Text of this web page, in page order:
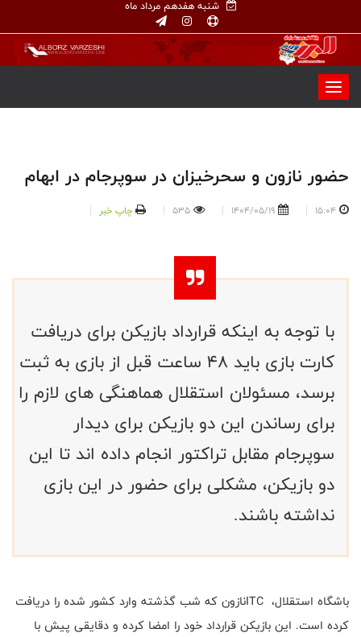
شنبه هفدهم مرداد ماه
حضور نازون و سحرخیزان در سوپرجام در ابهام
15:04
1404/05/19
535 چاپ خبر
با توجه به اینکه قرارداد بازیکن برای دریافت
کارت بازی باید 48 ساعت قبل از بازی به ثبت
برسد، مسئولان استقلال هماهنگی های لازم را
برای رساندن این دو بازیکن برای دیدار
سوپرجام مقابل تراکتور انجام داده اند تا این
دو بازیکن، مشکلی برای حضور در این بازی
نداشته باشند.
باشگاه استقلال، ITCنازون که شب گذشته وارد کشور شده را دریافت
کرده است. این بازیکن قرارداد خود را امضا کرده و دقایقی پیش با